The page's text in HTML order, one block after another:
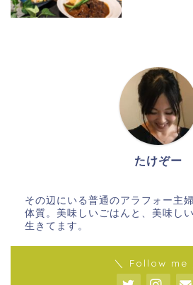
たけぞー
その辺にいる普通のアラフォー主
体質。美味しいごはんと、美味し
生きてます。
＼ Follow me